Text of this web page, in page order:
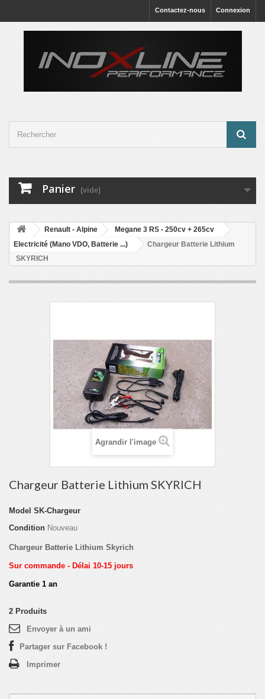
Connexion
Contactez-nous
Panier (vide)
Renault - Alpine
Megane 3 RS - 250cv + 265cv
Electricité (Mano VDO, Batterie ...)
Chargeur Batterie Lithium
SKYRICH
Agrandir l'image
Chargeur Batterie Lithium SKYRICH
Model SK-Chargeur
Condition Nouveau
Chargeur Batterie Lithium Skyrich
Sur commande - Délai 10-15 jours
Garantie 1 an
2 Produits
Envoyer à un ami
Partager sur Facebook !
Imprimer